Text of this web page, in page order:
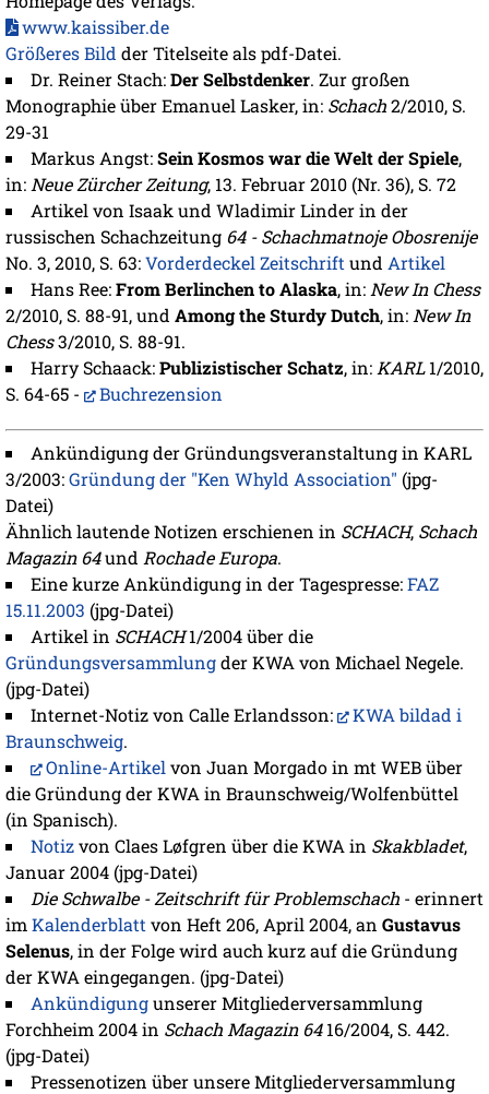
www.kaissiber.de
Größeres Bild der Titelseite als pdf-Datei.
Dr. Reiner Stach:Der Selbstdenker. Zur großen
Monographie über Emanuel Lasker, in: Schach2/2010, S.
29-31
Markus Angst:Sein Kosmos war die Welt der Spiele,
in: Neue Zürcher Zeitung, 13. Februar 2010 (Nr. 36), S. 72
Artikel von Isaak und Wladimir Linder in der
russischen Schachzeitung 64 - Schachmatnoje Obosrenije
No. 3, 2010, S. 63:Vorderdeckel Zeitschrift und Artikel
Hans Ree:From Berlinchen to Alaska, in: New In Chess
2/2010, S. 88-91, und Among the Sturdy Dutch, in: New In
Chess3/2010, S. 88-91.
Harry Schaack:Publizistischer Schatz, in: KARL1/2010,
S. 64-65 -
Buchrezension
Ankündigung der Gründungsveranstaltung in KARL
3/2003:Gründung der "Ken Whyld Association" (jpg-
Datei)
Ähnlich lautende Notizen erschienen in SCHACH, Schach
Magazin 64und Rochade Europa.
Eine kurze Ankündigung in der Tagespresse:FAZ
15.11.2003 (jpg-Datei)
Artikel in SCHACH1/2004 über die
Gründungsversammlungder KWA von Michael Negele.
(jpg-Datei)
Internet-Notiz von Calle Erlandsson:
KWA bildad i
Braunschweig.
Online-Artikel von Juan Morgado in mt WEB über
die Gründung der KWA in Braunschweig/Wolfenbüttel
(in Spanisch).
Notizvon Claes Løfgren über die KWA in Skakbladet,
Januar 2004 (jpg-Datei)
Die Schwalbe - Zeitschrift für Problemschach - erinnert
im Kalenderblatt von Heft 206, April 2004, an Gustavus
Selenus, in der Folge wird auch kurz auf die Gründung
der KWA eingegangen. (jpg-Datei)
Ankündigungunserer Mitgliederversammlung
Forchheim 2004 in Schach Magazin 6416/2004, S. 442.
(jpg-Datei)
Pressenotizen über unsere Mitgliederversammlung